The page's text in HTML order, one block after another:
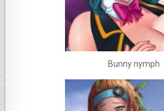
Bunny nymph